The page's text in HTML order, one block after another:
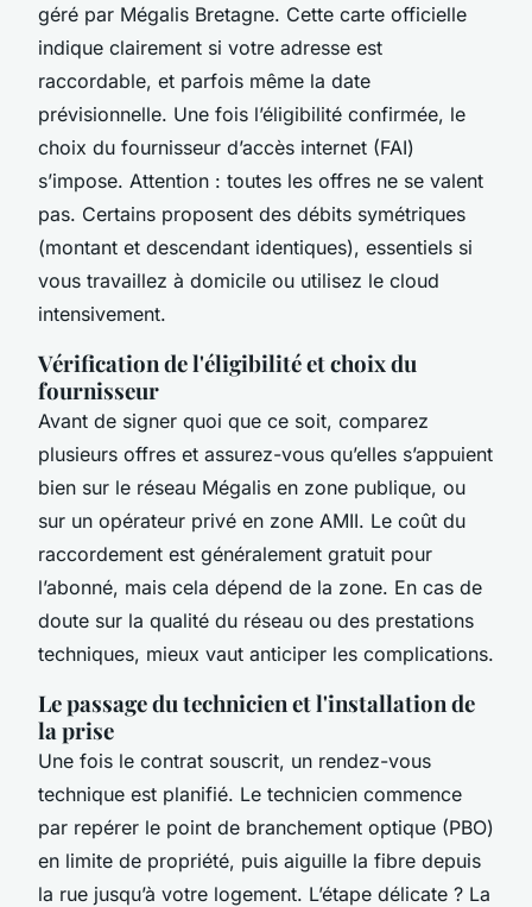
géré par Mégalis Bretagne. Cette carte officielle
indique clairement si votre adresse est
raccordable, et parfois même la date
prévisionnelle. Une fois l’éligibilité confirmée, le
choix du fournisseur d’accès internet (FAI)
s’impose. Attention : toutes les offres ne se valent
pas. Certains proposent des débits symétriques
(montant et descendant identiques), essentiels si
vous travaillez à domicile ou utilisez le cloud
intensivement.
Vérification de l'éligibilité et choix du
fournisseur
Avant de signer quoi que ce soit, comparez
plusieurs offres et assurez-vous qu’elles s’appuient
bien sur le réseau Mégalis en zone publique, ou
sur un opérateur privé en zone AMII. Le coût du
raccordement est généralement gratuit pour
l’abonné, mais cela dépend de la zone. En cas de
doute sur la qualité du réseau ou des prestations
techniques, mieux vaut anticiper les complications.
Le passage du technicien et l'installation de
la prise
Une fois le contrat souscrit, un rendez-vous
technique est planifié. Le technicien commence
par repérer le point de branchement optique (PBO)
en limite de propriété, puis aiguille la fibre depuis
la rue jusqu’à votre logement. L’étape délicate ? La